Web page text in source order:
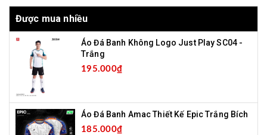
Được mua nhiều
Áo Đá Banh Không Logo Just Play SC04 -
Trắng
195.000₫
Áo Đá Banh Amac Thiết Kế Epic Trắng Bích
185.000₫